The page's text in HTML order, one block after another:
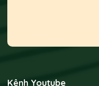
Kênh Youtube